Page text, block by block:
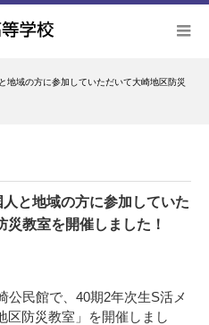
地域の方に参加していただいて大崎地区防災
人と地域の方に参加していた
災教室を開催しました！
民館で、40期2年次生S活メ
区防災教室」を開催しまし